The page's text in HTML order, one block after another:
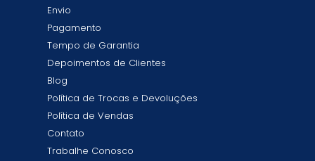
Envio
Pagamento
Tempo de Garantia
Depoimentos de Clientes
Blog
Política de Trocas e Devoluções
Política de Vendas
Contato
Trabalhe Conosco